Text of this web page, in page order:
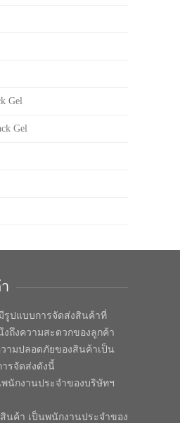
Gel
Gel
รูปแบบการจัดส่งสินค้าที่
ถึงความสะดวกของลูกค้า
ามปลอดภัยของสินค้าเป็น
รจัดส่งดังนี้
พนักงานประจำของบริษัทฯ
นค้า เป็นพนักงานประจำของ